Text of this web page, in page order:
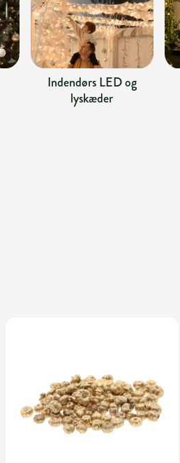
Indendørs LED og
lyskæder